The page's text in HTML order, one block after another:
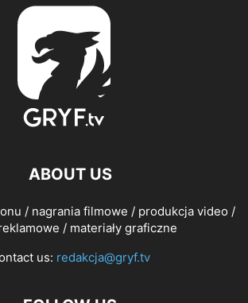
ABOUT US
/ nagrania filmowe / produkcja video /
/ materiały graficzne
us: redakcja@gryf.tv